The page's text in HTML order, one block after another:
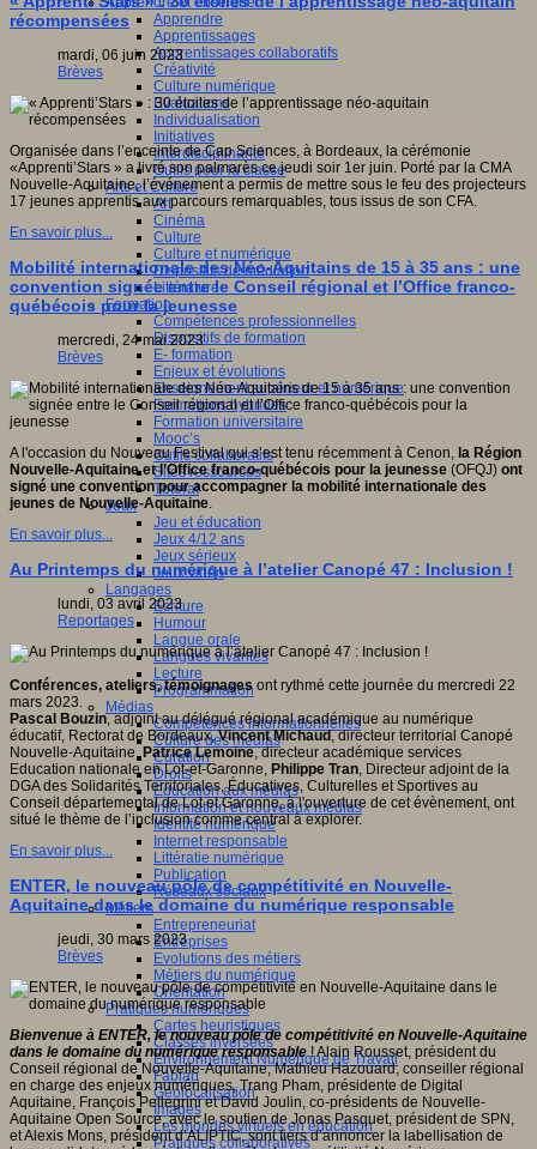
Apprendre
Apprentissages
Apprentissages collaboratifs
Créativité
Culture numérique
Evaluations
Individualisation
Initiatives
Interdisciplinarité
Outils pour la classe
Arts et Culture
Art
Cinéma
Culture
Culture et numérique
Dispositifs de médiation
Littérature
Formation
Compétences professionnelles
Dispositifs de formation
E- formation
Enjeux et évolutions
Enseignement supérieur et numérique
Formations hybrides
Formation universitaire
Mooc’s
Outils collaboratifs
Sites ressources
Tutorat
Jeux
Jeu et éducation
Jeux 4/12 ans
Jeux sérieux
Jeux vidéo
Langages
Ecriture
Humour
Langue orale
Langues vivantes
Lecture
Programmation
Médias
Compétences informationnelles
Culture des médias
Curation
Droits
Education aux médias
Information et nouveaux médias
Identité numérique
Internet responsable
Littératie numérique
Publication
Réseaux sociaux
Métiers
Entrepreneuriat
Entreprises
Evolutions des métiers
Métiers du numérique
Orientation
Pratiques numériques
Cartes heuristiques
Classes inversées
Environnement Numérique de Travail
Fablab
Géolocalisation
Images
Les mondes virtuels en éducation
Pratiques collaboratives
récompensées
mardi, 06 juin 2023
Brèves
Organisée dans l’enceinte de Cap Sciences, à Bordeaux, la cérémonie
«Apprenti’Stars » a livré son palmarès ce jeudi soir 1er juin. Porté par la CMA
Nouvelle-Aquitaine, l’événement a permis de mettre sous le feu des projecteurs
17 jeunes apprentis aux parcours remarquables, tous issus de son CFA.
En savoir plus...
Mobilité internationale des Néo-Aquitains de 15 à 35 ans : une
convention signée entre le Conseil régional et l’Office franco-
québécois pour la jeunesse
mercredi, 24 mai 2023
Brèves
A l'occasion du Nouveau Festival qui s’est tenu récemment à Cenon, la Région
Nouvelle-Aquitaine et l’Office franco-québécois pour la jeunesse (OFQJ) ont
signé une convention pour accompagner la mobilité internationale des
jeunes de Nouvelle-Aquitaine.
En savoir plus...
Au Printemps du numérique à l’atelier Canopé 47 : Inclusion !
lundi, 03 avril 2023
Reportages
Conférences, ateliers, témoignages ont rythmé cette journée du mercredi 22
mars 2023.
Pascal Bouzin, adjoint au délégué régional académique au numérique
éducatif, Rectorat de Bordeaux,Vincent Michaud, directeur territorial Canopé
Nouvelle-Aquitaine, Patrice Lemoine, directeur académique services
Education nationale en Lot-et-Garonne, Philippe Tran, Directeur adjoint de la
DGA des Solidarités Territoriales, Éducatives, Culturelles et Sportives au
Conseil départemental de Lot et Garonne, à l'ouverture de cet évènement, ont
situé le thème de l’inclusion comme central à explorer.
En savoir plus...
ENTER, le nouveau pôle de compétitivité en Nouvelle-
Aquitaine dans le domaine du numérique responsable
jeudi, 30 mars 2023
Brèves
Bienvenue à ENTER, le nouveau pôle de compétitivité en Nouvelle-Aquitaine
dans le domaine du numérique responsable ! Alain Rousset, président du
Conseil régional de Nouvelle-Aquitaine, Mathieu Hazouard, conseiller régional
en charge des enjeux numériques, Trang Pham, présidente de Digital
Aquitaine, François Pellegrini et David Joulin, co-présidents de Nouvelle-
Aquitaine Open Source, avec le soutien de Jonas Pasquet, président de SPN,
et Alexis Mons, président d’ALIPTIC, sont fiers d’annoncer la labellisation de